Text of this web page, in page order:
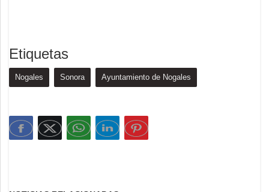
Etiquetas
Nogales Sonora Ayuntamiento de Nogales